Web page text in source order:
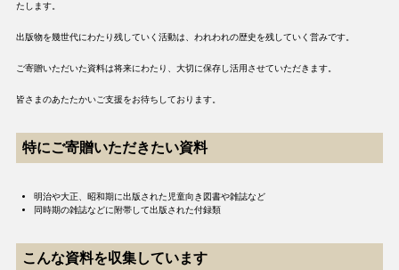
たします。
出版物を幾世代にわたり残していく活動は、われわれの歴史を残していく営みです。
ご寄贈いただいた資料は将来にわたり、大切に保存し活用させていただきます。
皆さまのあたたかいご支援をお待ちしております。
特にご寄贈いただきたい資料
明治や大正、昭和期に出版された児童向き図書や雑誌など
同時期の雑誌などに附帯して出版された付録類
こんな資料を収集しています